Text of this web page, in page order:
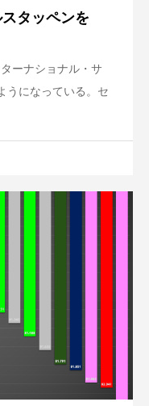
スタッペンを
ーナショナル・サ
うになっている。セ